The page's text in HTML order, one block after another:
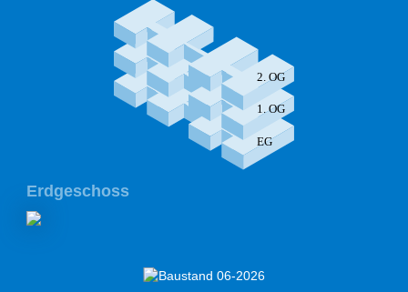
EG
1. OG
2. OG
Erdgeschoss